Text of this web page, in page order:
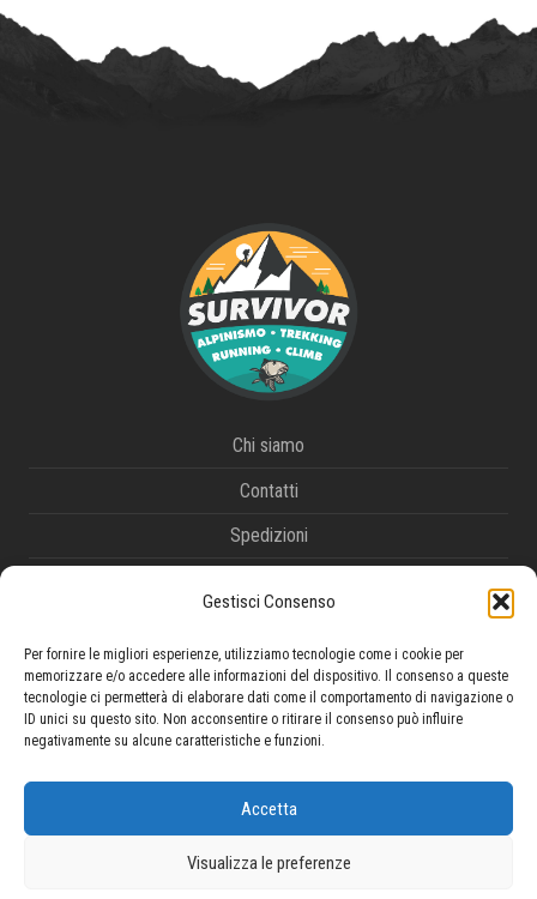
Gestisci Consenso
Per fornire le migliori esperienze, utilizziamo tecnologie come i cookie per
memorizzare e/o accedere alle informazioni del dispositivo. Il consenso a queste
tecnologie ci permetterà di elaborare dati come il comportamento di navigazione o
ID unici su questo sito. Non acconsentire o ritirare il consenso può influire
negativamente su alcune caratteristiche e funzioni.
Accetta
Visualizza le preferenze
Chi siamo
Contatti
Spedizioni
Diritto di recesso e reso
Tracciamento ordine
Cookie Policy
© 2026 Survivor di Tremante Fabrizio - P.IVA 02009300662 -